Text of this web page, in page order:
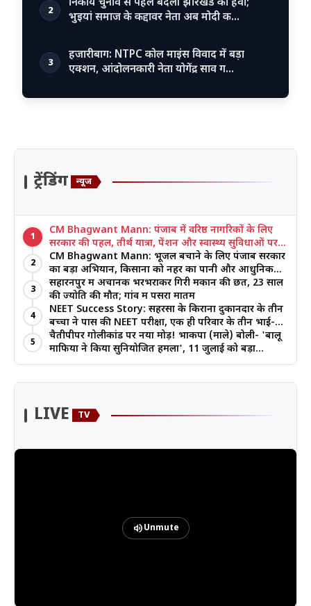
2
भुइयां समाज के कद्दावर नेता अब मोदी क…
3
हजारीबाग: NTPC कोल माइंस विवाद में बड़ा
एक्शन, आंदोलनकारी नेता योगेंद्र साव ग…
ट्रेंडिंग न्यूज
1
CM Bhagwant Mann: पंजाब में वरिष्ठ नागरिकों के लिए
सरकार की पहल, तीर्थ यात्रा, पेंशन और स्वास्थ्य सुविधाओं पर
जोर
2
CM Bhagwant Mann: भूजल बचाने के लिए पंजाब सरकार
का बड़ा अभियान, किसानों को नहर का पानी और आधुनिक
खेती का मिल रहा लाभ
3
सहारनपुर में अचानक भरभराकर गिरी मकान की छत, 23 साल
की ज्योति की मौत; गांव में पसरा मातम
4
NEET Success Story: सहरसा के किराना दुकानदार के तीन
बच्चों ने पास की NEET परीक्षा, एक ही परिवार के तीन भाई-
बहनों ने रचा इतिहास
5
चैतीपीपर गोलीकांड पर नया मोड़! भाकपा (माले) बोली- 'बालू
माफिया ने किया सुनियोजित हमला', 11 जुलाई को बड़ा
आंदोलन
LIVE TV
volume_upUnmute